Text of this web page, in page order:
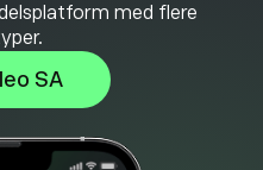
med flere
SA